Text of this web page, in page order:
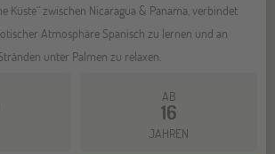
Küste“ zwischen Nicaragua & Panama, verbindet
Atmosphäre Spanisch zu lernen und an
unter Palmen zu relaxen.
AB
16
JAHREN